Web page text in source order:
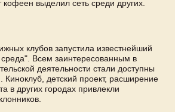
выделил сеть среди других.
клубов запустила известнейший
среда". Всем заинтересованным в
деятельности стали доступны
Киноклуб, детский проект, расширение
в других городах привлекли